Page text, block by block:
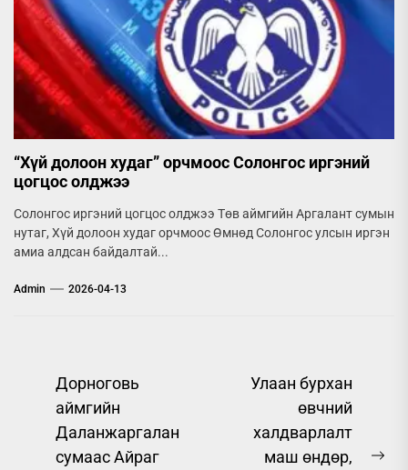
“Хүй долоон худаг” орчмоос Солонгос иргэний
цогцос олджээ
Солонгос иргэний цогцос олджээ Төв аймгийн Аргалант сумын
нутаг, Хүй долоон худаг орчмоос Өмнөд Солонгос улсын иргэн
амиа алдсан байдалтай...
Admin 2026-04-13
Post
navigation
Дорноговь
аймгийн
Даланжаргалан
сумаас Айраг
Улаан бурхан
өвчний
халдварлалт
маш өндөр,